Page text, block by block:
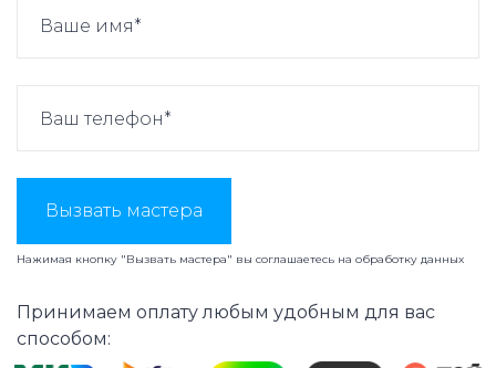
Вызвать мастера
Нажимая кнопку "Вызвать мастера" вы соглашаетесь на обработку данных
Принимаем оплату любым удобным для вас
способом: